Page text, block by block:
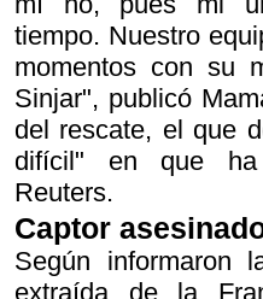
tiempo. Nuestro
momentos con su
Sinjar", publicó
del rescate, el que
difícil" en que ha
Reuters.
Captor
Según informaron
extraída de la